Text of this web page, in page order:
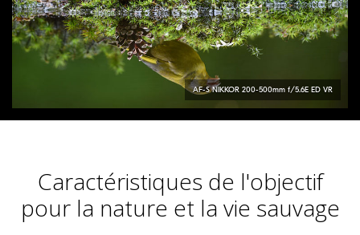
AF-SNIKKOR200-500mm f/5.6E ED VR
Caractéristiques de l'objectif
pour la nature et la vie sauvage